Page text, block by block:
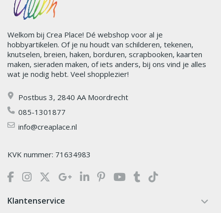
Welkom bij Crea Place! Dé webshop voor al je
hobbyartikelen. Of je nu houdt van schilderen, tekenen,
knutselen, breien, haken, borduren, scrapbooken, kaarten
maken, sieraden maken, of iets anders, bij ons vind je alles
wat je nodig hebt. Veel shopplezier!
Postbus 3, 2840 AA Moordrecht
085-1301877
info@creaplace.nl
KVK nummer: 71634983
Klantenservice